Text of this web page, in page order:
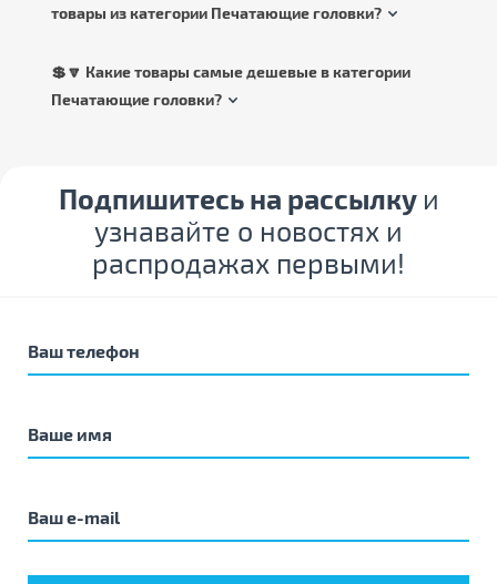
товары из категории Печатающие головки?
💲🔽 Какие товары самые дешевые в категории
Печатающие головки?
Подпишитесь на рассылку и
узнавайте о новостях и
распродажах первыми!